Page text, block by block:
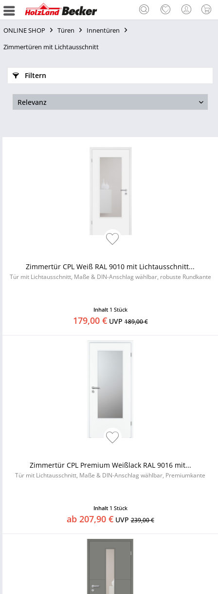
ONLINE SHOP Türen
Innentüren
Zimmertüren mit Lichtausschnitt
Filtern
Zimmertür CPL Weiß RAL 9010 mit Lichtausschnitt...
Tür mit Lichtausschnitt, Maße & DIN-Anschlag wählbar, robuste Rundkante
Inhalt 1 Stück
179,00 €UVP189,00 €
Zimmertür CPL Premium Weißlack RAL 9016 mit...
Tür mit Lichtausschnitt, Maße & DIN-Anschlag wählbar, Premiumkante
Inhalt 1 Stück
ab 207,90 €UVP239,00 €